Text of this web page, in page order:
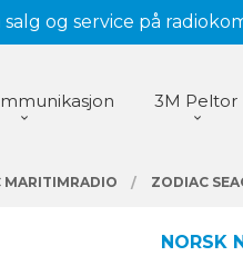
og service på
3M Peltor
MARITIMRADIO ZODIAC
NORSK